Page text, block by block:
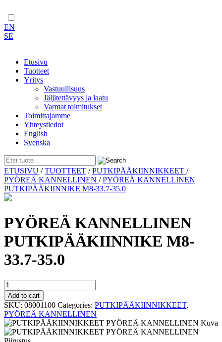
EN
SE
Etusivu
Tuotteet
Yritys
Vastuullisuus
Jäljitettävyys ja laatu
Varmat toimitukset
Toimittajamme
Yhteystiedot
English
Svenska
Skip
to
content
ETUSIVU /TUOTTEET /PUTKIPÄÄKIINNIKKEET /
PYÖREÄ KANNELLINEN /PYÖREÄ KANNELLINEN
PUTKIPÄÄKIINNIKE M8-33.7-35.0
PYÖREÄ KANNELLINEN
PUTKIPÄÄKIINNIKE M8-
33.7-35.0
PYÖREÄ
KANNELLINEN
PUTKIPÄÄKIINNIKE
M8-
33.7-
35.0
quantity
Add to cart
SKU: 08001100 Categories: PUTKIPÄÄKIINNIKKEET,
PYÖREÄ KANNELLINEN